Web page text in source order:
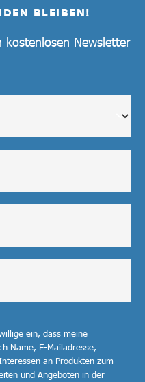
BLEIBEN!
kostenlosen Newsletter
ein, dass meine
Name, E-Mailadresse,
an Produkten zum
und Angeboten in der